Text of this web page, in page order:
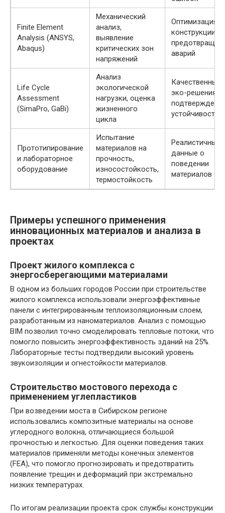
Finite Element
Analysis (ANSYS,
Abaqus)
Механический
анализ,
выявление
критических зон
напряжений
Оптимизация
конструкции,
аварий
Life Cycle
Assessment
(SimaPro, GaBi)
Анализ
экологической
нагрузки, оценка
жизненного
цикла
Качественные
эко-решения,
устойчивости
Прототипирование
и лабораторное
оборудование
Испытание
материалов на
прочность,
износостойкость,
термостойкость
Реалистичные
данные о
поведении
материалов
Примеры успешного применения
инновационных материалов и анализа в
проектах
Проект жилого комплекса с
энергосберегающими материалами
В одном из больших городов России при строительстве
жилого комплекса использовали энергоэффективные
панели с интегрированным теплоизоляционным слоем,
разработанным из наноматериалов. Анализ с помощью
BIM позволил точно смоделировать тепловые потоки, что
помогло повысить энергоэффективность зданий на 25%.
Лабораторные тесты подтвердили высокий уровень
звукоизоляции и огнестойкости материалов.
Строительство мостового перехода с
применением углепластиков
При возведении моста в Сибирском регионе
использовались композитные материалы на основе
углеродного волокна, отличающиеся большой
прочностью и легкостью. Для оценки поведения таких
материалов применяли методы конечных элементов
(FEA), что помогло прогнозировать и предотвратить
появление трещин и деформаций при экстремально
низких температурах.
По итогам реализации проекта срок службы конструкции